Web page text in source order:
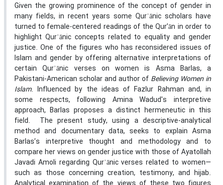
Given the growing prominence of the concept of gender in
many fields, in recent years some Qurʾānic scholars have
turned to female-centered readings of the Qur’ān in order to
highlight Qurʾānic concepts related to equality and gender
justice. One of the figures who has reconsidered issues of
Islam and gender by offering alternative interpretations of
certain Qurʾānic verses on women is Asma Barlas, a
Pakistani-American scholar and author of Believing Women in
Islam. Influenced by the ideas of Fazlur Rahman and, in
some respects, following Amina Wadud's interpretive
approach, Barlas proposes a distinct hermeneutic in this
field. The present study, using a descriptive-analytical
method and documentary data, seeks to explain Asma
Barlas’s interpretive thought and methodology and to
compare her views on gender justice with those of Ayatollah
Javadi Amoli regarding Qurʾānic verses related to women—
such as those concerning creation, testimony, and hijab.